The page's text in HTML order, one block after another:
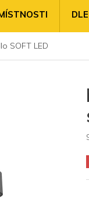
SOFT LED